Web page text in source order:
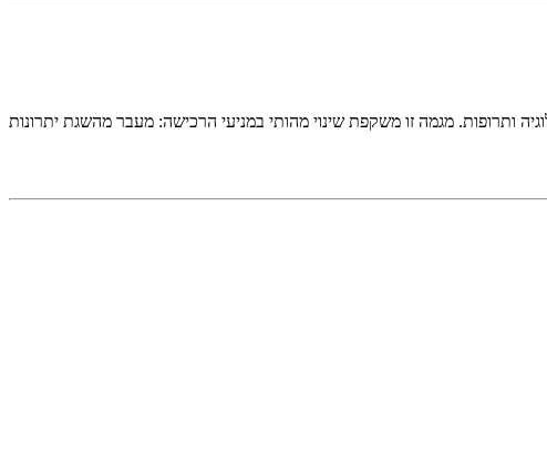
ותרופות. מגמה זו משקפת שינוי מהותי במניעי הרכישה: מעבר מהשגת יתרונות